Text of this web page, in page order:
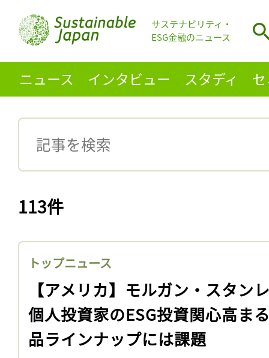
サステナビリティ・
ESG金融のニュース
ニュース インタビュー スタディ
113件
トップニュース
【アメリカ】モルガン・スタン
個人投資家のESG投資関心高ま
品ラインナップには課題